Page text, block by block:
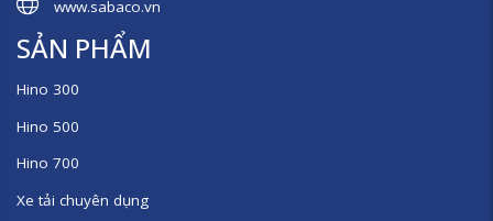
www.sabaco.vn
SẢN PHẨM
Hino 300
Hino 500
Hino 700
Xe tải chuyên dụng